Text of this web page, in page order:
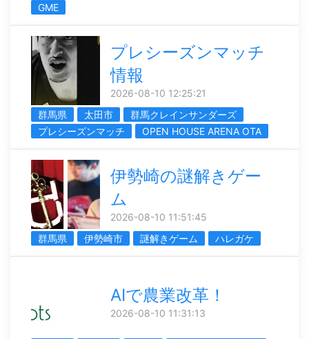
GME
プレシーズンマッチ
情報
2026-08-10 12:25:21
群馬県
太田市
群馬クレインサンダーズ
プレシーズンマッチ
OPEN HOUSE ARENA OTA
伊勢崎の謎解きゲー
ム
2026-08-10 11:51:45
群馬県
伊勢崎市 謎解きゲーム ハレガケ
AIで農業改革！
2026-08-10 11:31:13